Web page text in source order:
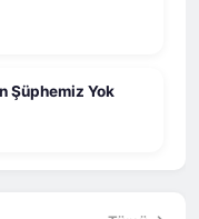
Şüphemiz Yok